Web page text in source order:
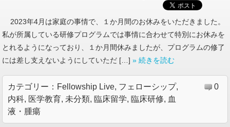
2023年4月は家庭の事情で、１か月間のお休みをいただきました。
私が所属している研修プログラムでは事情に合わせて特別にお休みを
とれるようになっており、１か月間休みましたが、プログラムの修了
には差し支えないようにしていただ […] » 続きを読む
カテゴリー： Fellowship Live, フェローシップ,
内科, 医学教育, 未分類, 臨床留学, 臨床研修, 血
液・腫瘍
0